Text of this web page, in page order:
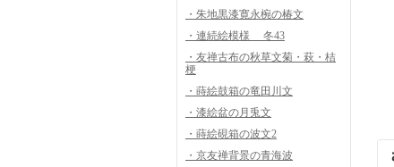
・朱地黒漆寛永椀の椿文
・連続絵模様 冬43
・友禅古布の秋草文菊・萩・桔
梗
・蒔絵鼓箱の竜田川文
・漆絵盆の月兎文
・蒔絵硯箱の波文2
・京友禅背景の青海波